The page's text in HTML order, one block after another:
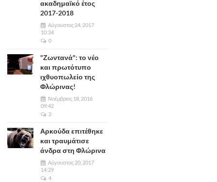
ακαδημαϊκό έτος
2017-2018
Αύγουστος 24, 2017
10:34
0
"Ζωντανά": το νέο
και πρωτότυπο
ιχθυοπωλείο της
Φλώρινας!
Νοέμβριος 18, 2016
09:42
2
Αρκούδα επιτέθηκε
και τραυμάτισε
άνδρα στη Φλώρινα
Αύγουστος 20, 2017
14:29
4